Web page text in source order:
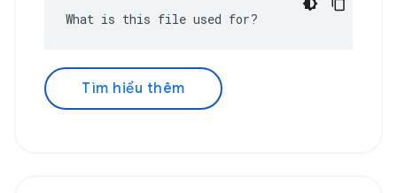
What is this file used for?
Tìm hiểu thêm